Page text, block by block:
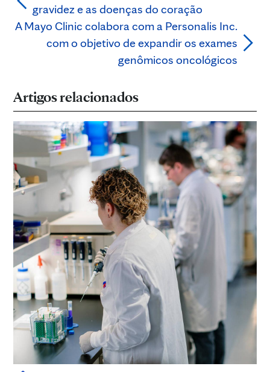
gravidez e as doenças do coração
A Mayo Clinic colabora com a Personalis Inc.
com o objetivo de expandir os exames
genômicos oncológicos
Artigos relacionados